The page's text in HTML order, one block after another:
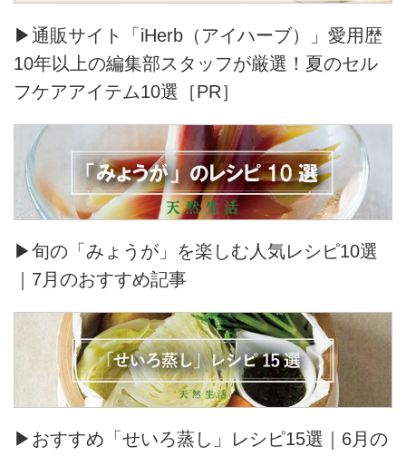
▶通販サイト「iHerb（アイハーブ）」愛用歴
10年以上の編集部スタッフが厳選！夏のセル
フケアアイテム10選［PR］
▶旬の「みょうが」を楽しむ人気レシピ10選
｜7月のおすすめ記事
▶おすすめ「せいろ蒸し」レシピ15選｜6月の